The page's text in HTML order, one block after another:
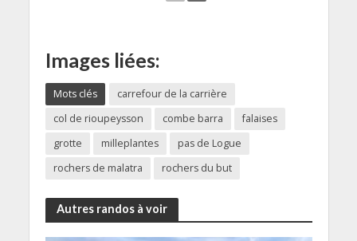
Images liées:
Mots clés
carrefour de la carrière
col de rioupeysson
combe barra
falaises
grotte
milleplantes
pas de Logue
rochers de malatra
rochers du but
Autres randos à voir